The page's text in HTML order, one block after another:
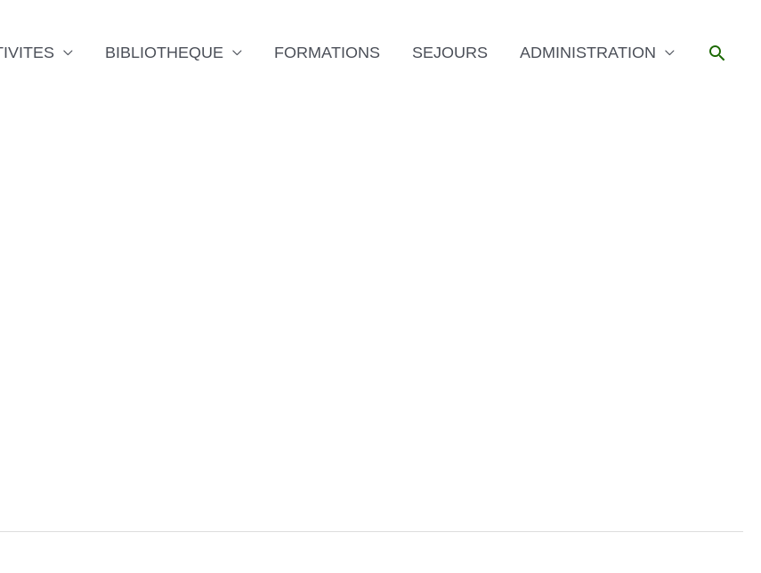
BIBLIOTHEQUE FORMATIONS SEJOURS ADMINISTRATION